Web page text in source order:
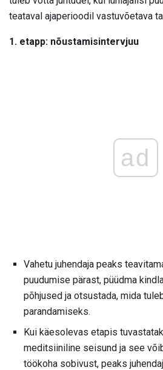
teataval ajaperioodil vastuvõetava
1. etapp: nõustamisintervjuu
ad
Vahetu juhendaja peaks
puudumise pärast, püüdma
põhjused ja otsustada, mida
parandamiseks.
Kui käesolevas etapis
meditsiiniline seisund ja see
töökoha sobivust, peaks